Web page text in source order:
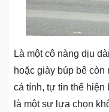
Là một cô nàng dịu
hoặc giày búp bê còn
cá tính, tự tin thể hiện
là một sự lựa chọn